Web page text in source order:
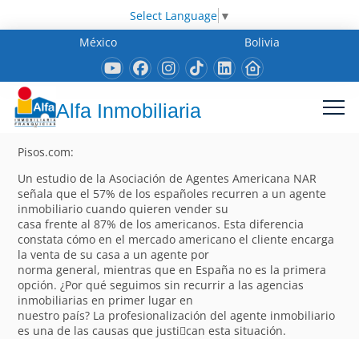
Select Language ▼
México
Bolivia
Alfa Inmobiliaria
Pisos.com:
Un estudio de la Asociación de Agentes Americana NAR
señala que el 57% de los españoles recurren a un agente
inmobiliario cuando quieren vender su
casa frente al 87% de los americanos. Esta diferencia
constata cómo en el mercado americano el cliente encarga
la venta de su casa a un agente por
norma general, mientras que en España no es la primera
opción. ¿Por qué seguimos sin recurrir a las agencias
inmobiliarias en primer lugar en
nuestro país? La profesionalización del agente inmobiliario
es una de las causas que justi􀁽can esta situación.